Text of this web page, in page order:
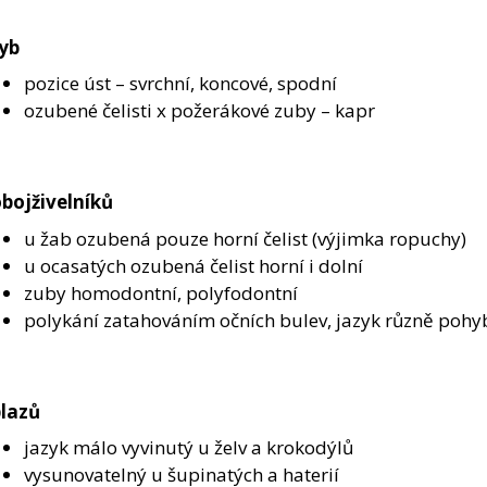
pozice úst – svrchní, koncové, spodní
ozubené čelisti x požerákové zuby – kapr
u žab ozubená pouze horní čelist (výjimka ropuchy)
u ocasatých ozubená čelist horní i dolní
zuby homodontní, polyfodontní
polykání zatahováním očních bulev, jazyk různě
jazyk málo vyvinutý u želv a krokodýlů
vysunovatelný u šupinatých a haterií